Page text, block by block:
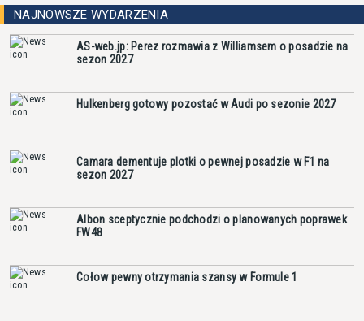
NAJNOWSZE WYDARZENIA
AS-web.jp: Perez rozmawia z Williamsem o posadzie na
sezon 2027
Hulkenberg gotowy pozostać w Audi po sezonie 2027
Camara dementuje plotki o pewnej posadzie w F1 na
sezon 2027
Albon sceptycznie podchodzi o planowanych poprawek
FW48
Cołow pewny otrzymania szansy w Formule 1